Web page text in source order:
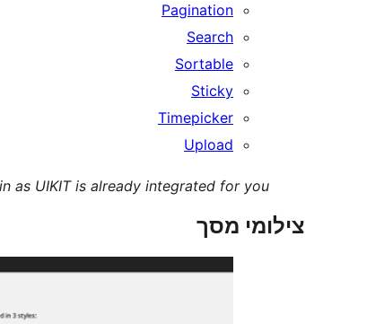
Pagination
Search
Sortable
Sticky
Timepicker
Upload
as UIKIT is already integrated for you
צילומי מסך